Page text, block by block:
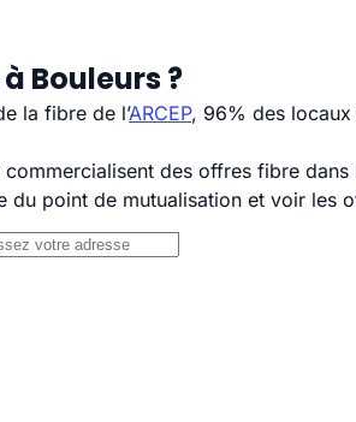
Bouleurs ?
la fibre de l’ARCEP, 96% des locaux
commercialisent des offres fibre
point de mutualisation et voir les